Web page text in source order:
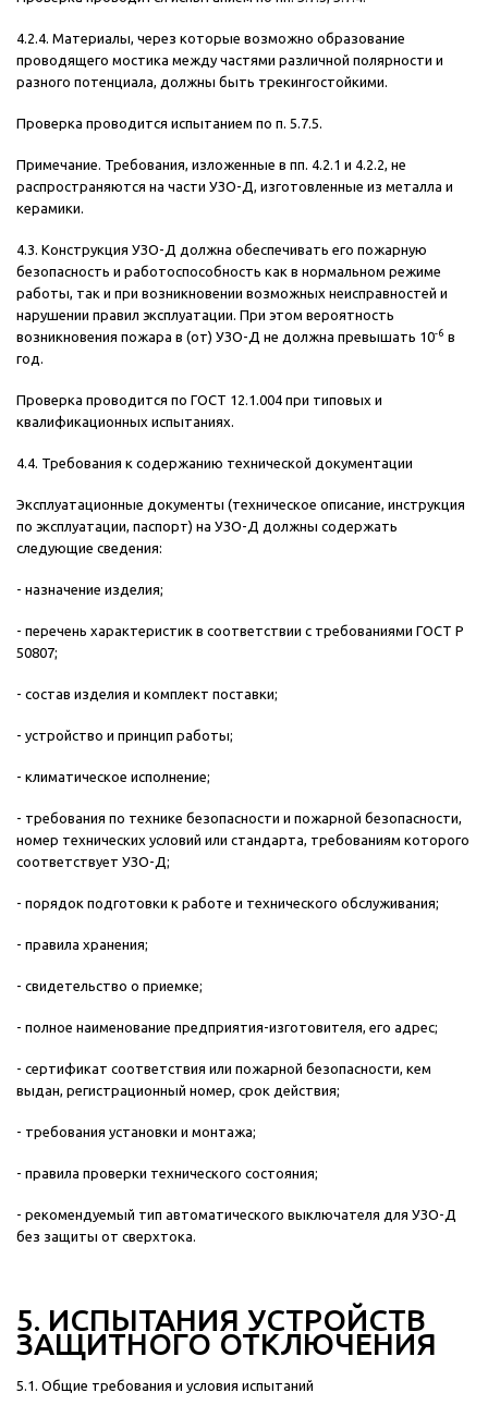
4.2.4. Материалы, через которые возможно образование
проводящего мостика между частями различной полярности и
разного потенциала, должны быть трекингостойкими.
Проверка проводится испытанием по п. 5.7.5.
Примечание. Требования, изложенные в пп. 4.2.1 и 4.2.2, не
распространяются на части УЗО-Д, изготовленные из металла и
керамики.
4.3. Конструкция УЗО-Д должна обеспечивать его пожарную
безопасность и работоспособность как в нормальном режиме
работы, так и при возникновении возможных неисправностей и
нарушении правил эксплуатации. При этом вероятность
возникновения пожара в (от) УЗО-Д не должна превышать 10-6 в
год.
Проверка проводится по ГОСТ 12.1.004 при типовых и
квалификационных испытаниях.
4.4. Требования к содержанию технической документации
Эксплуатационные документы (техническое описание, инструкция
по эксплуатации, паспорт) на УЗО-Д должны содержать
следующие сведения:
- назначение изделия;
- перечень характеристик в соответствии с требованиями ГОСТ Р
50807;
- состав изделия и комплект поставки;
- устройство и принцип работы;
- климатическое исполнение;
- требования по технике безопасности и пожарной безопасности,
номер технических условий или стандарта, требованиям которого
соответствует УЗО-Д;
- порядок подготовки к работе и технического обслуживания;
- правила хранения;
- свидетельство о приемке;
- полное наименование предприятия-изготовителя, его адрес;
- сертификат соответствия или пожарной безопасности, кем
выдан, регистрационный номер, срок действия;
- требования установки и монтажа;
- правила проверки технического состояния;
- рекомендуемый тип автоматического выключателя для УЗО-Д
без защиты от сверхтока.
5. ИСПЫТАНИЯ УСТРОЙСТВ
ЗАЩИТНОГО ОТКЛЮЧЕНИЯ
5.1. Общие требования и условия испытаний